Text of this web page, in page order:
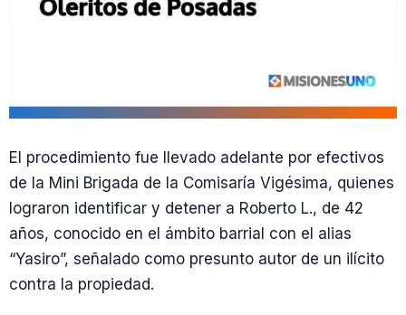
El procedimiento fue llevado adelante por efectivos
de la Mini Brigada de la Comisaría Vigésima, quienes
lograron identificar y detener a Roberto L., de 42
años, conocido en el ámbito barrial con el alias
“Yasiro”, señalado como presunto autor de un ilícito
contra la propiedad.